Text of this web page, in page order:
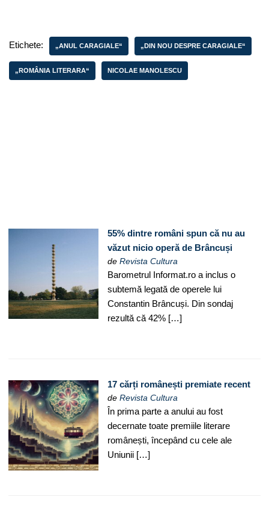
Etichete: „ANUL CARAGIALE“ „DIN NOU DESPRE CARAGIALE“
„ROMÂNIA LITERARA“ NICOLAE MANOLESCU
55% dintre români spun că nu au
văzut nicio operă de Brâncuși
deRevista Cultura
Barometrul Informat.ro a inclus o
subtemă legată de operele lui
Constantin Brâncuși. Din sondaj
rezultă că 42% […]
17 cărți românești premiate recent
deRevista Cultura
În prima parte a anului au fost
decernate toate premiile literare
românești, începând cu cele ale
Uniunii […]